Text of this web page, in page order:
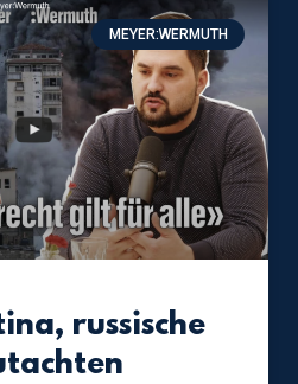
MEYER:WERMUTH
russische